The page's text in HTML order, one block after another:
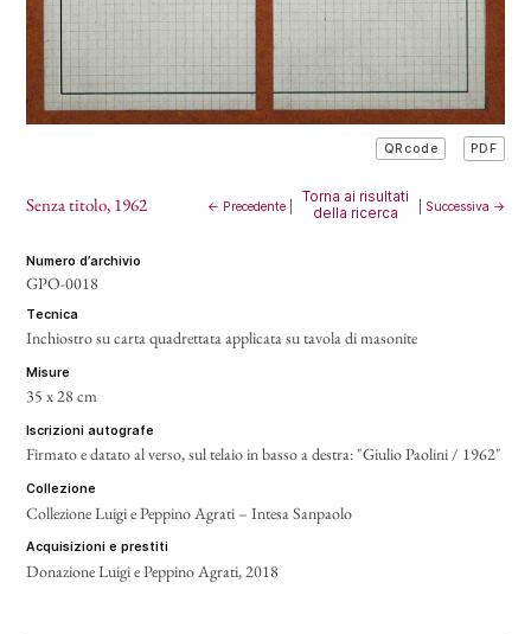
QRcode PDF
Senza titolo, 1962 ← Precedente|
Torna ai risultati
della ricerca
Successiva →
numero d’archivio
GPO-0018
tecnica
Inchiostro su carta quadrettata applicata su tavola di masonite
misure
35 x 28 cm
iscrizioni autografe
Firmato e datato al verso, sul telaio in basso a destra: "Giulio Paolini / 1962"
collezione
Collezione Luigi e Peppino Agrati – Intesa Sanpaolo
acquisizioni e prestiti
Donazione Luigi e Peppino Agrati, 2018